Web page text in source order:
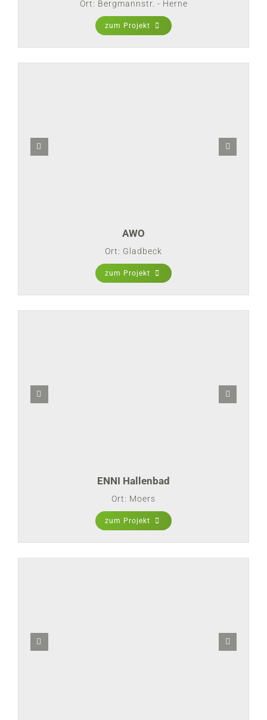
Ort: Bergmannstr. - Herne
zum Projekt
AWO
Ort: Gladbeck
zum Projekt
ENNI Hallenbad
Ort: Moers
zum Projekt